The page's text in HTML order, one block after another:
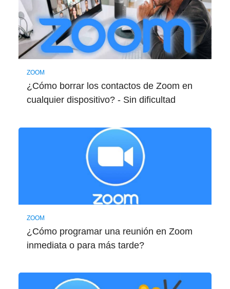
ZOOM
¿Cómo borrar los contactos de Zoom en
cualquier dispositivo? - Sin dificultad
ZOOM
¿Cómo programar una reunión en Zoom
inmediata o para más tarde?